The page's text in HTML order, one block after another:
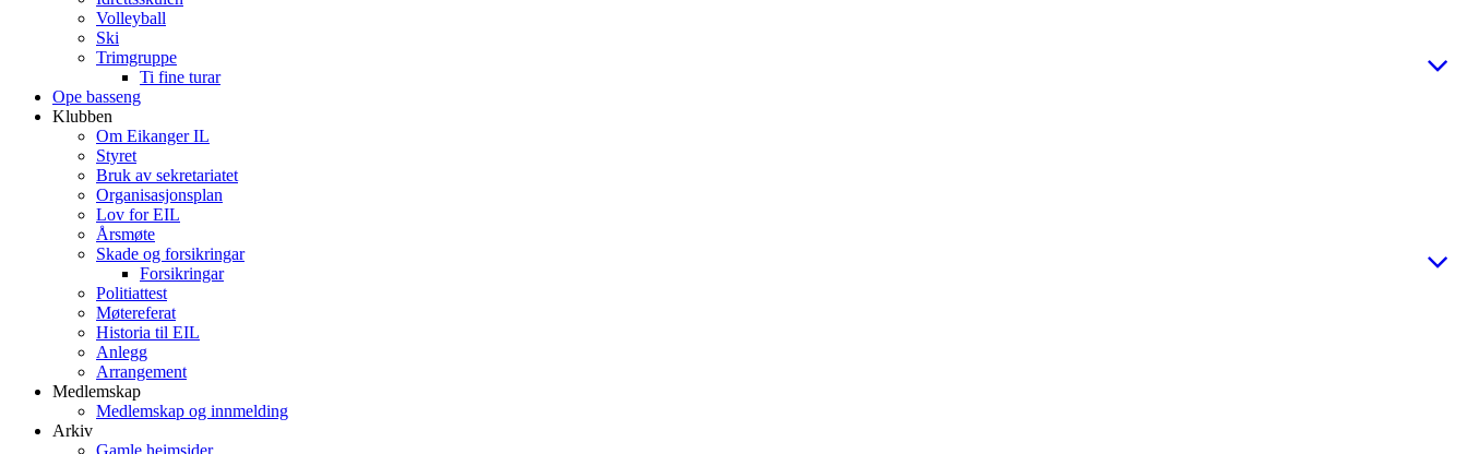
Volleyball
Ski
Trimgruppe
Ti fine turar
Ope basseng
Klubben
Om Eikanger IL
Styret
Bruk av sekretariatet
Organisasjonsplan
Lov for EIL
Årsmøte
Skade og forsikringar
Forsikringar
Politiattest
Møtereferat
Historia til EIL
Anlegg
Arrangement
Medlemskap
Medlemskap og innmelding
Arkiv
Gamle heimsider